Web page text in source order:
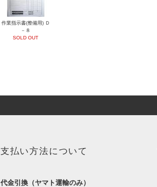
作業指示書(整備用) Ｄ
－８
SOLD OUT
支払い方法について
代金引換（ヤマト運輸のみ）